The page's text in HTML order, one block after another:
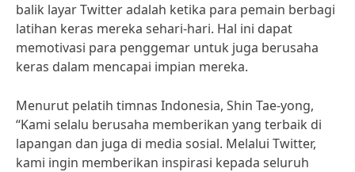
balik layar Twitter adalah ketika para pemain berbagi
latihan keras mereka sehari-hari. Hal ini dapat
memotivasi para penggemar untuk juga berusaha
keras dalam mencapai impian mereka.
Menurut pelatih timnas Indonesia, Shin Tae-yong,
“Kami selalu berusaha memberikan yang terbaik di
lapangan dan juga di media sosial. Melalui Twitter,
kami ingin memberikan inspirasi kepada seluruh